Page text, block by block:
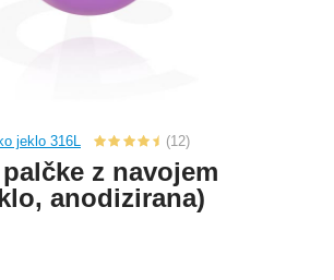
jeklo 316L (12)
z navojem
anodizirana)